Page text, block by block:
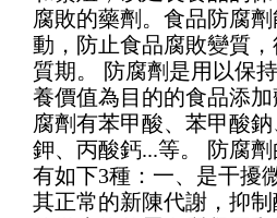
腐敗的藥劑。食品防腐
動，防止食品腐敗變質
質期。 防腐劑是用以保
養價值為目的的食品添
腐劑有苯甲酸、苯甲酸
鉀、丙酸鈣...等。 防腐
有如下3種：一、是干擾
其正常的新陳代謝，抑